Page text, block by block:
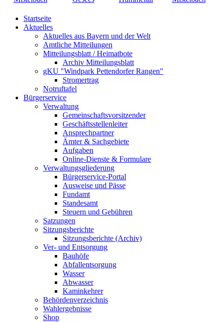
Startseite
Aktuelles
Aktuelles aus Bayern und der Welt
Amtliche Mitteilungen
Mitteilungsblatt / Heimatbote
Archiv Mitteilungsblatt
gKU "Windpark Pettendorfer Rangen"
Stromertrag
Notruftafel
Bürgerservice
Verwaltung
Gemeinschaftsvorsitzender
Geschäftsstellenleiter
Ansprechpartner
Ämter & Sachgebiete
Aufgaben
Online-Dienste & Formulare
Verwaltungsgliederung
Bürgerservice-Portal
Ausweise und Pässe
Fundamt
Standesamt
Steuern und Gebühren
Satzungen
Sitzungsberichte
Sitzungsberichte (Archiv)
Ver- und Entsorgung
Bauhöfe
Abfallentsorgung
Wasser
Abwasser
Kaminkehrer
Behördenverzeichnis
Wahlergebnisse
Shop